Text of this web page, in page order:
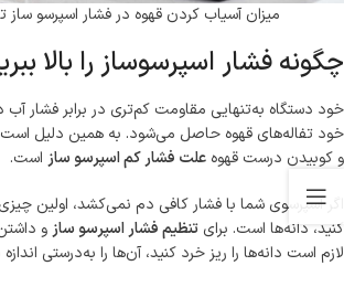
میزان آسیاب کردن قهوه در فشار اسپرسو ساز
چگونه فشار اسپرسوساز را بالا
خود دستگاه به‌تنهایی مقاومت کم‌تری در برابر فشار آب
خود تفاله‌های قهوه حاصل می‌شود. به همین دلیل است
و کوبیدن درست قهوه علت فشار کم اسپرسو ساز است.
اگر اسپرسوی شما با فشار کافی دم نمی‌کشد، اولین
کنید، دانه‌ها است. برای تنظیم فشار اسپرسو ساز و
لازم است دانه‌ها را ریز خرد کنید، آن‌ها را به‌درستی